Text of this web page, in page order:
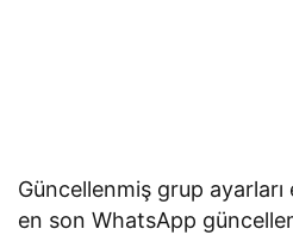
Güncellenmiş grup ayarları
en son WhatsApp